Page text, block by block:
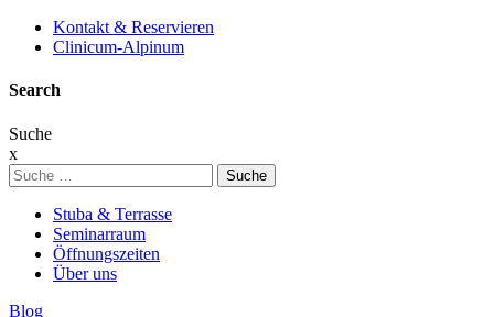
Kontakt & Reservieren
Clinicum-Alpinum
Search
Suche
x
Suche
nach:
Stuba & Terrasse
Seminarraum
Öffnungszeiten
Über uns
Blog